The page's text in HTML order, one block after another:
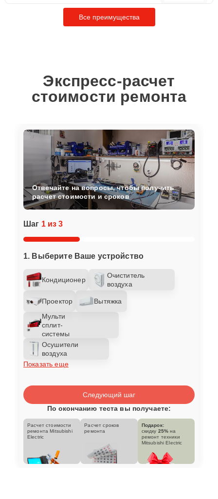
Все преимущества
Экспресс-расчет
стоимости ремонта
Шаг 1 из 3
1. Выберите Ваше устройство
Кондиционер
Очиститель
воздуха
Проектор
Вытяжка
Мульти
сплит-
системы
Осушители
воздуха
Показать еще
Отвечайте на вопросы, чтобы получить
расчет стоимости и сроков
Следующий шаг
По окончанию теста вы получаете:
Расчет стоимости
ремонта Mitsubishi
Electric
Расчет сроков
ремонта
Подарок:
скидку 25% на
ремонт техники
Mitsubishi Electric